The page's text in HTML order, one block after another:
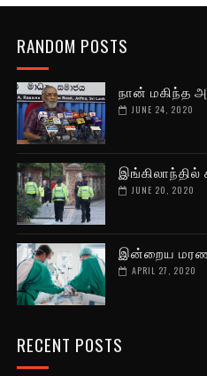
RANDOM POSTS
நான் மகிந்த
JUNE 24, 2020
இங்கிலாந்தில்
JUNE 20, 2020
இன்றைய
APRIL 27, 2020
RECENT POSTS